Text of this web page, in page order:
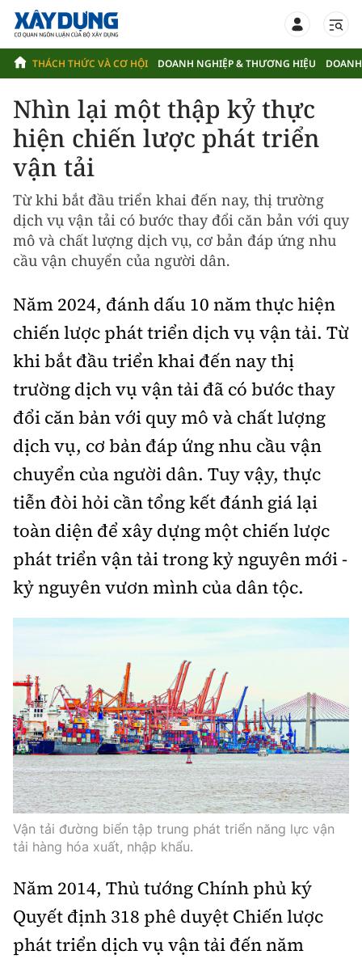
THÁCH THỨC VÀ CƠ HỘI
THƯ TOÀ SOẠN
THÁO GỠ ĐIỂM NGHẼN THỂ CHẾ, KHƠI THÔNG NGUỒN LỰC VẬN
CHUYỂN ĐỔI SỐ, CƠ HỘI ĐỂ VẬN TẢI BỨT PHÁ
VẬN TẢI KHÁCH CÔNG CỘNG CẦN SỰ ĐỘT PHÁ
EU HƯỚNG ĐẾN “VẬN TẢI KHÔNG GIẤY TỜ”, MỸ HỖ TRỢ DOANH
KINH NGHIỆM XANH HÓA GIAO THÔNG CỦA CÁC NƯỚC
DOANH NGHIỆP & THƯƠNG HIỆU
HK BUSLINES
SƠN HẢI LIMOUSINE
CÔNG TY CỔ PHẦN VẬN TẢI ĐƯỜNG SẮT
TỔNG CÔNG TY HÀNG HẢI VIỆT NAM (VIMC)
CÔNG TY CỔ PHẦN VẬN TẢI DẦU KHÍ THÁI BÌNH DƯƠNG
(PVTRANS PACIFIC)
CÔNG TY CỔ PHẦN VẬN TẢI THƯƠNG MẠI VÀ DỊCH VỤ ĐẤT CẢNG
CÔNG TY TNHH VĂN MINH
CÔNG TY TNHH BÌNH ANH
CÔNG TY TNHH TỔNG HỢP MINH LAI
CÔNG TY HÀ LAN
TẬP ĐOÀN MAI LINH
G7 TAXI
DOANH NGHIỆP ĐỒNG HÀNH
CÔNG TY TNHH TỔNG HỢP MINH LAI NỖ LỰC MỞ RỘNG QUY MÔ
KINH DOANH
TÂN VĨNH LONG
CÔNG TY TNHH MTV THÀNH QUÝ
CÔNG TY TNHH ĐÓNG TÀU HD HYUNDAI VIỆT NAM
CẢNG TỔNG HỢP NAM VÂN PHONG TỪNG BƯỚC VƯƠN LÊN
THÀNH CẢNG BIỂN LỚN
PHÁT HUY LỢI THẾ LOGISTICS TẠI CẢNG NƯỚC SÂU DUNG QUẤT
NHÀ GA QUỐC TẾ ĐÀ NẴNG: ĐIỂM CHẠM CỦA LÒNG HIẾU KHÁCH
CẢNG HÀNG KHÔNG QUỐC TẾ CAM RANH
TRẠM DỪNG NGHỈ V52: DỊCH VỤ TẬN TÂM TRÊN CAO TỐC HÀ NỘI -
HẢI PHÒNG
CÔNG TY TNHH VẬN TẢI & DU LỊCH THUẬN TIẾN GIA LAI
CÔNG TY CỔ PHẦN BẾN XE MIỀN TÂY
CÔNG TY TNHH PHÁT TRIỂN CÔNG NGHỆ ĐIỆN TỬ BÌNH ANH - BA
THÁCH THỨC VÀ CƠ HỘI DOANH NGHIỆP & THƯƠNG HIỆU
Nhìn lại một thập kỷ thực
hiện chiến lược phát triển
vận tải
Từ khi bắt đầu triển khai đến nay, thị trường
dịch vụ vận tải có bước thay đổi căn bản với quy
mô và chất lượng dịch vụ, cơ bản đáp ứng nhu
cầu vận chuyển của người dân.
Năm 2024, đánh dấu 10 năm thực hiện
chiến lược phát triển dịch vụ vận tải. Từ
khi bắt đầu triển khai đến nay thị
trường dịch vụ vận tải đã có bước thay
đổi căn bản với quy mô và chất lượng
dịch vụ, cơ bản đáp ứng nhu cầu vận
chuyển của người dân. Tuy vậy, thực
tiễn đòi hỏi cần tổng kết đánh giá lại
toàn diện để xây dựng một chiến lược
phát triển vận tải trong kỷ nguyên mới -
kỷ nguyên vươn mình của dân tộc.
Vận tải đường biển tập trung phát triển năng lực vận
tải hàng hóa xuất, nhập khẩu.
Năm 2014, Thủ tướng Chính phủ ký
Quyết định 318 phê duyệt Chiến lược
phát triển dịch vụ vận tải đến năm